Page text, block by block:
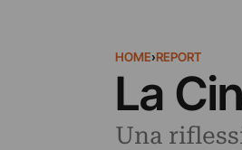
HOME›REPORT
La
Una